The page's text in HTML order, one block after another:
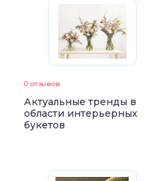
0 отзывов
Актуальные тренды в
области интерьерных
букетов